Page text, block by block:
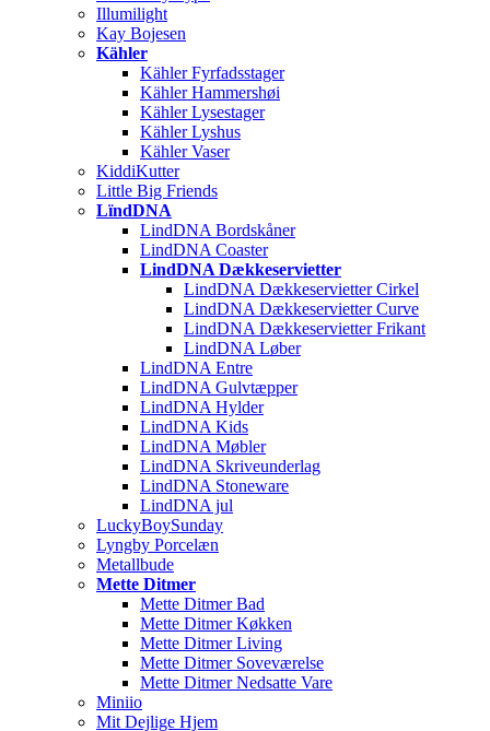
Illumilight
Kay Bojesen
Kähler
Kähler Fyrfadsstager
Kähler Hammershøi
Kähler Lysestager
Kähler Lyshus
Kähler Vaser
KiddiKutter
Little Big Friends
LïndDNA
LindDNA Bordskåner
LindDNA Coaster
LindDNA Dækkeservietter
LindDNA Dækkeservietter Cirkel
LindDNA Dækkeservietter Curve
LindDNA Dækkeservietter Frikant
LindDNA Løber
LindDNA Entre
LindDNA Gulvtæpper
LindDNA Hylder
LindDNA Kids
LindDNA Møbler
LindDNA Skriveunderlag
LindDNA Stoneware
LindDNA jul
LuckyBoySunday
Lyngby Porcelæn
Metallbude
Mette Ditmer
Mette Ditmer Bad
Mette Ditmer Køkken
Mette Ditmer Living
Mette Ditmer Soveværelse
Mette Ditmer Nedsatte Vare
Miniio
Mit Dejlige Hjem